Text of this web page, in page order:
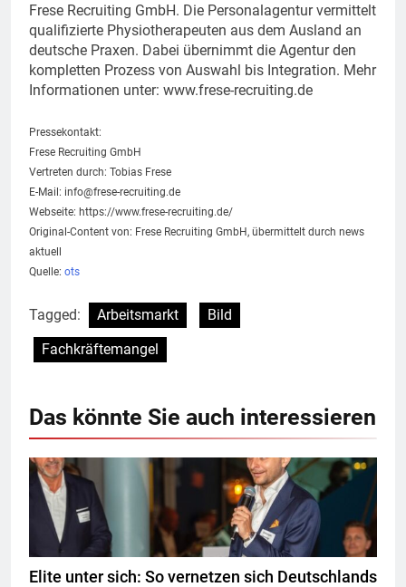
Frese Recruiting GmbH. Die Personalagentur vermittelt
qualifizierte Physiotherapeuten aus dem Ausland an
deutsche Praxen. Dabei übernimmt die Agentur den
kompletten Prozess von Auswahl bis Integration. Mehr
Informationen unter: www.frese-recruiting.de
Pressekontakt:
Frese Recruiting GmbH
Vertreten durch: Tobias Frese
E-Mail: info@frese-recruiting.de
Webseite: https://www.frese-recruiting.de/
Original-Content von: Frese Recruiting GmbH, übermittelt durch news
aktuell
Quelle: ots
Tagged: Arbeitsmarkt
Bild
Fachkräftemangel
Das könnte Sie auch interessieren
Elite unter sich: So vernetzen sich Deutschlands